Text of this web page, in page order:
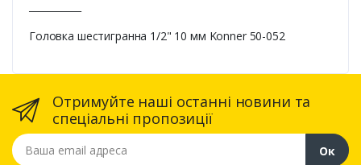
Головка шестигранна 1/2" 10 мм Konner 50-052
Отримуйте наші останні новини та
спеціальні пропозиції
Ваша email адреса
Ок